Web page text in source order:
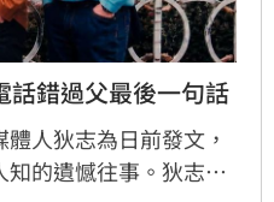
話錯過父最後一句話
人狄志為日前發文，
的遺憾往事。狄志為